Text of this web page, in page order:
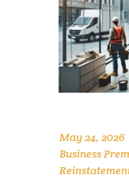
May 24, 2026
Business